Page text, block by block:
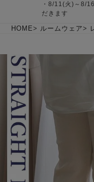
夏
オーガニック素材
敏感肌用
パジャマ
マタニティ
体型別におすすめパジ
ャマ
年
ィース
パジャマ
上着単品
夏パジャマ特集
お支払い・送料・配送
について
・8/11(火)～8/
だきます
HOME ルームウェア